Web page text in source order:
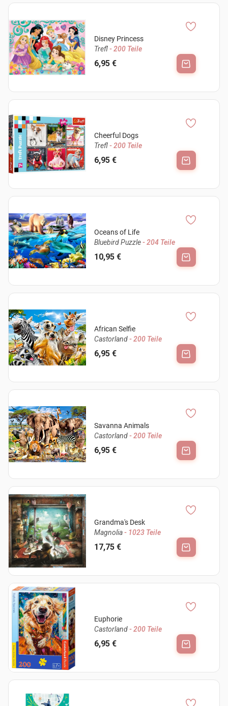
Disney Princess
Trefl- 200 Teile
6,95 €
Cheerful Dogs
Trefl- 200 Teile
6,95 €
Oceans of Life
Bluebird Puzzle- 204 Teile
10,95 €
African Selfie
Castorland- 200 Teile
6,95 €
Savanna Animals
Castorland- 200 Teile
6,95 €
Grandma's Desk
Magnolia- 1023 Teile
17,75 €
Euphorie
Castorland- 200 Teile
6,95 €